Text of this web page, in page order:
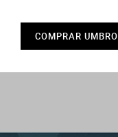
COMPRAR UMBRO